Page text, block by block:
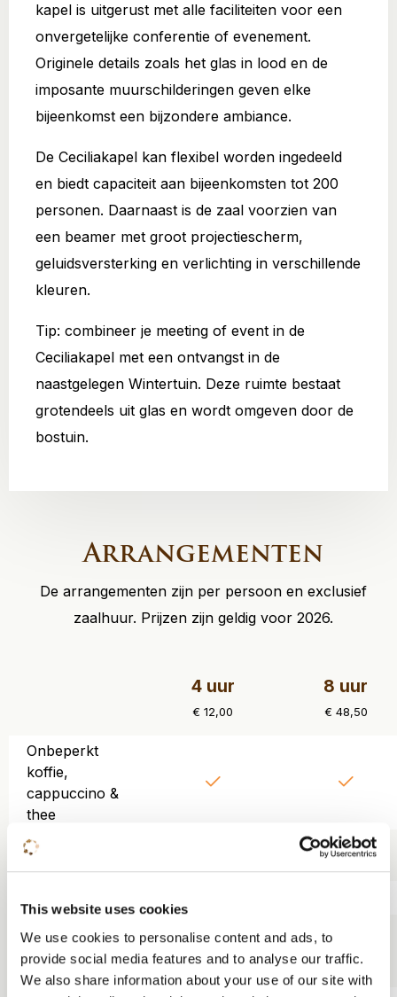
This website uses cookies
We use cookies to personalise content and ads, to
provide social media features and to analyse our traffic.
We also share information about your use of our site with
kapel is uitgerust met alle faciliteiten voor een
onvergetelijke conferentie of evenement.
Originele details zoals het glas in lood en de
imposante muurschilderingen geven elke
bijeenkomst een bijzondere ambiance.
De Ceciliakapel kan flexibel worden ingedeeld
en biedt capaciteit aan bijeenkomsten tot 200
personen. Daarnaast is de zaal voorzien van
een beamer met groot projectiescherm,
geluidsversterking en verlichting in verschillende
kleuren.
Tip: combineer je meeting of event in de
Ceciliakapel met een ontvangst in de
naastgelegen Wintertuin. Deze ruimte bestaat
grotendeels uit glas en wordt omgeven door de
bostuin.
Arrangementen
De arrangementen zijn per persoon en exclusief
zaalhuur. Prijzen zijn geldig voor 2026.
4 uur
€ 12,00
8 uur
€ 48,50
Onbeperkt
koffie,
cappuccino &
thee
Wereldse koek
Gekoeld en
gezuiverd
tafelwater